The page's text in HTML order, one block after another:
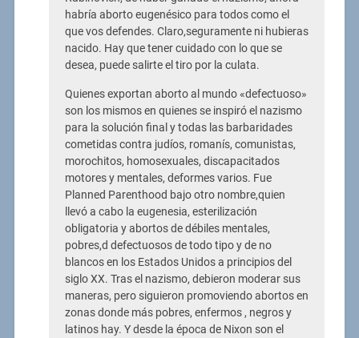
habría aborto eugenésico para todos como el
que vos defendes. Claro,seguramente ni hubieras
nacido. Hay que tener cuidado con lo que se
desea, puede salirte el tiro por la culata.
Quienes exportan aborto al mundo «defectuoso»
son los mismos en quienes se inspiró el nazismo
para la solución final y todas las barbaridades
cometidas contra judíos, romanís, comunistas,
morochitos, homosexuales, discapacitados
motores y mentales, deformes varios. Fue
Planned Parenthood bajo otro nombre,quien
llevó a cabo la eugenesia, esterilización
obligatoria y abortos de débiles mentales,
pobres,d defectuosos de todo tipo y de no
blancos en los Estados Unidos a principios del
siglo XX. Tras el nazismo, debieron moderar sus
maneras, pero siguieron promoviendo abortos en
zonas donde más pobres, enfermos , negros y
latinos hay. Y desde la época de Nixon son el